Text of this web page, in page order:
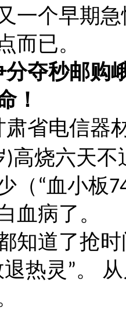
一个早期
这点而
分夺秒邮购
！
肃省电信器
)高烧六天不
（ “血小板
血病了。
知道了抢
热灵 ”。